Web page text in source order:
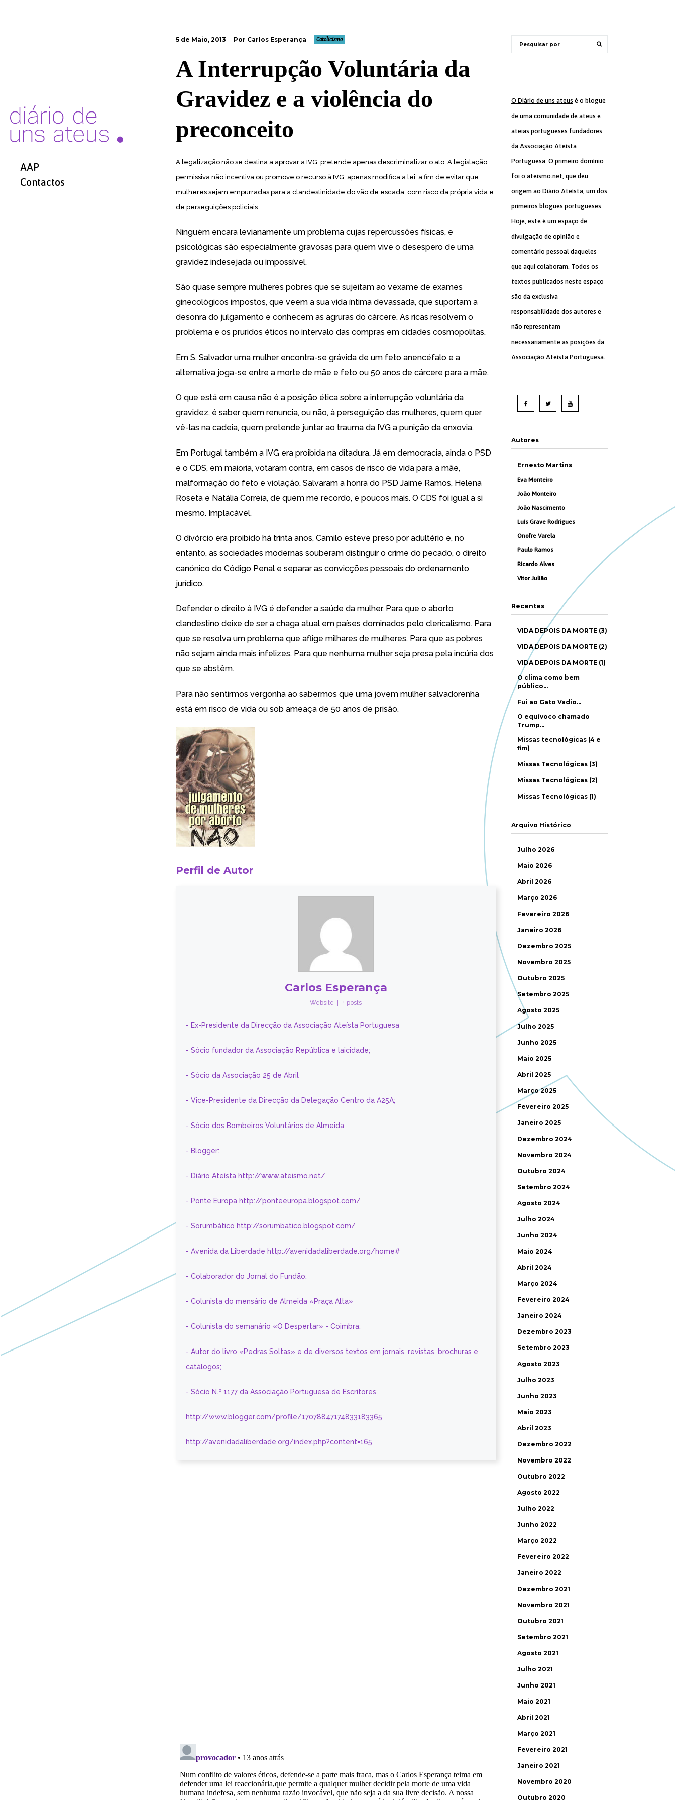
AAP
Contactos
5 de Maio, 2013 Por Carlos Esperança Catolicismo
A Interrupção Voluntária da
Gravidez e a violência do
preconceito
A legalização não se destina a aprovar a IVG, pretende apenas descriminalizar o ato. A legislação
permissiva não incentiva ou promove o recurso à IVG, apenas modifica a lei, a fim de evitar que
mulheres sejam empurradas para a clandestinidade do vão de escada, com risco da própria vida e
de perseguições policiais.
Ninguém encara levianamente um problema cujas repercussões físicas, e
psicológicas são especialmente gravosas para quem vive o desespero de uma
gravidez indesejada ou impossível.
São quase sempre mulheres pobres que se sujeitam ao vexame de exames
ginecológicos impostos, que veem a sua vida íntima devassada, que suportam a
desonra do julgamento e conhecem as agruras do cárcere. As ricas resolvem o
problema e os pruridos éticos no intervalo das compras em cidades cosmopolitas.
Em S. Salvador uma mulher encontra-se grávida de um feto anencéfalo e a
alternativa joga-se entre a morte de mãe e feto ou 50 anos de cárcere para a mãe.
O que está em causa não é a posição ética sobre a interrupção voluntária da
gravidez, é saber quem renuncia, ou não, à perseguição das mulheres, quem quer
vê-las na cadeia, quem pretende juntar ao trauma da IVG a punição da enxovia.
Em Portugal também a IVG era proibida na ditadura. Já em democracia, ainda o PSD
e o CDS, em maioria, votaram contra, em casos de risco de vida para a mãe,
malformação do feto e violação. Salvaram a honra do PSD Jaime Ramos, Helena
Roseta e Natália Correia, de quem me recordo, e poucos mais. O CDS foi igual a si
mesmo. Implacável.
O divórcio era proibido há trinta anos, Camilo esteve preso por adultério e, no
entanto, as sociedades modernas souberam distinguir o crime do pecado, o direito
canónico do Código Penal e separar as convicções pessoais do ordenamento
jurídico.
Defender o direito à IVG é defender a saúde da mulher. Para que o aborto
clandestino deixe de ser a chaga atual em países dominados pelo clericalismo. Para
que se resolva um problema que aflige milhares de mulheres. Para que as pobres
não sejam ainda mais infelizes. Para que nenhuma mulher seja presa pela incúria dos
que se abstêm.
Para não sentirmos vergonha ao sabermos que uma jovem mulher salvadorenha
está em risco de vida ou sob ameaça de 50 anos de prisão.
Perfil de Autor
Carlos Esperança
Website + posts
- Ex-Presidente da Direcção da Associação Ateísta Portuguesa
- Sócio fundador da Associação República e laicidade;
- Sócio da Associação 25 de Abril
- Vice-Presidente da Direcção da Delegação Centro da A25A;
- Sócio dos Bombeiros Voluntários de Almeida
- Blogger:
- Diário Ateísta http://www.ateismo.net/
- Ponte Europa http://ponteeuropa.blogspot.com/
- Sorumbático http://sorumbatico.blogspot.com/
- Avenida da Liberdade http://avenidadaliberdade.org/home#
- Colaborador do Jornal do Fundão;
- Colunista do mensário de Almeida «Praça Alta»
- Colunista do semanário «O Despertar» - Coimbra:
- Autor do livro «Pedras Soltas» e de diversos textos em jornais, revistas, brochuras e
catálogos;
- Sócio N.º 1177 da Associação Portuguesa de Escritores
http://www.blogger.com/profile/17078847174833183365
http://avenidadaliberdade.org/index.php?content=165
O Diário de uns ateus é o blogue
de uma comunidade de ateus e
ateias portugueses fundadores
da Associação Ateísta
Portuguesa. O primeiro domínio
foi o ateismo.net, que deu
origem ao Diário Ateísta, um dos
primeiros blogues portugueses.
Hoje, este é um espaço de
divulgação de opinião e
comentário pessoal daqueles
que aqui colaboram. Todos os
textos publicados neste espaço
são da exclusiva
responsabilidade dos autores e
não representam
necessariamente as posições da
Associação Ateísta Portuguesa.
Autores
Ernesto Martins
Eva Monteiro
João Monteiro
João Nascimento
Luís Grave Rodrigues
Onofre Varela
Paulo Ramos
Ricardo Alves
Vítor Julião
Recentes
VIDA DEPOIS DA MORTE (3)
VIDA DEPOIS DA MORTE (2)
VIDA DEPOIS DA MORTE (1)
O clima como bem
público…
Fui ao Gato Vadio…
O equívoco chamado
Trump…
Missas tecnológicas (4 e
fim)
Missas Tecnológicas (3)
Missas Tecnológicas (2)
Missas Tecnológicas (1)
Arquivo Histórico
Julho 2026
Maio 2026
Abril 2026
Março 2026
Fevereiro 2026
Janeiro 2026
Dezembro 2025
Novembro 2025
Outubro 2025
Setembro 2025
Agosto 2025
Julho 2025
Junho 2025
Maio 2025
Abril 2025
Março 2025
Fevereiro 2025
Janeiro 2025
Dezembro 2024
Novembro 2024
Outubro 2024
Setembro 2024
Agosto 2024
Julho 2024
Junho 2024
Maio 2024
Abril 2024
Março 2024
Fevereiro 2024
Janeiro 2024
Dezembro 2023
Setembro 2023
Agosto 2023
Julho 2023
Junho 2023
Maio 2023
Abril 2023
Dezembro 2022
Novembro 2022
Outubro 2022
Agosto 2022
Julho 2022
Junho 2022
Março 2022
Fevereiro 2022
Janeiro 2022
Dezembro 2021
Novembro 2021
Outubro 2021
Setembro 2021
Agosto 2021
Julho 2021
Junho 2021
Maio 2021
Abril 2021
Março 2021
Fevereiro 2021
Janeiro 2021
Novembro 2020
Outubro 2020